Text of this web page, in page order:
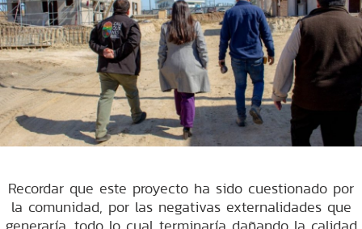
Recordar que este proyecto ha sido cuestionado por
la comunidad, por las negativas externalidades que